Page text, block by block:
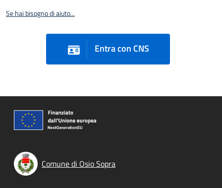
Se hai bisogno di aiuto...
Entra con CNS
Comune di Osio Sopra